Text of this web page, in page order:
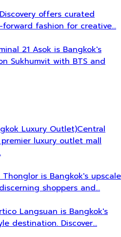
offers curated
fashion for creative…
21 Asok is Bangkok's
Sukhumvit with BTS and
Luxury Outlet)Central
luxury outlet mall
is Bangkok's upscale
shoppers and…
Langsuan is Bangkok's
destination. Discover…